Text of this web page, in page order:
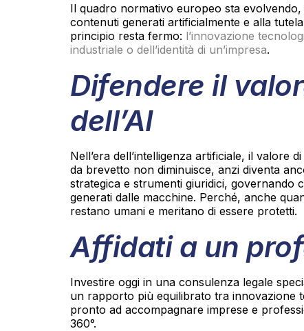
Il quadro normativo europeo sta
contenuti generati artificialmente e alla
principio resta fermo: l’innovazione
industriale o dell’identità di un’impresa.
Difendere il
dell’AI
Nell’era dell’intelligenza artificiale, il valore
da brevetto non diminuisce, anzi diventa
strategica e strumenti giuridici, governando
generati dalle macchine. Perché, anche
restano umani e meritano di essere protetti.
Affidati a un
Investire oggi in una consulenza legale
un rapporto più equilibrato tra innovazione
pronto ad accompagnare imprese e
360°.